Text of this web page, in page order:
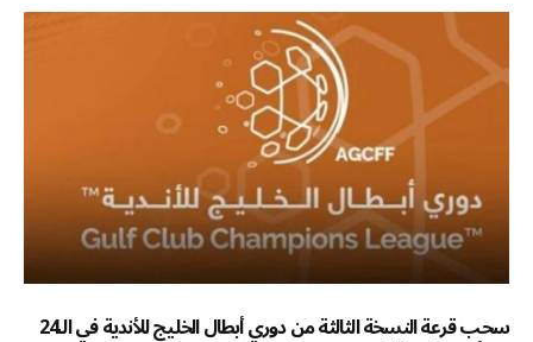
سحب قرعة النسخة الثالثة من دوري أبطال الخليج للأندية في الـ24